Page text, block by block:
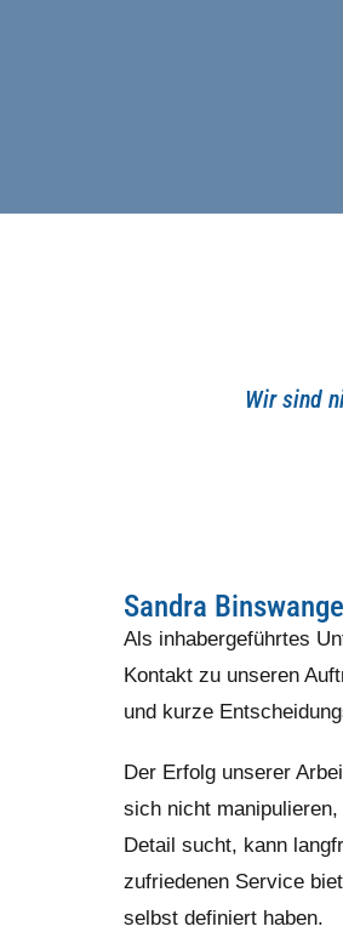
Wir sind
Sandra
Als inhabergeführtes
Kontakt zu unseren
und kurze
Der Erfolg unserer
sich nicht
Detail sucht, kann
zufriedenen Service
selbst definiert haben.